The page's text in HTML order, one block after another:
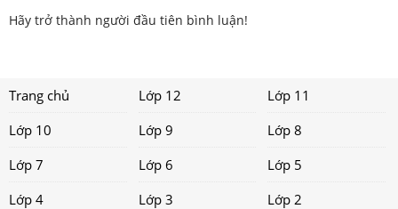
Hãy trở thành người đầu tiên bình luận!
Trang chủ Lớp 12
Lớp 11
Lớp 10
Lớp 9
Lớp 8
Lớp 7
Lớp 6
Lớp 5
Lớp 4
Lớp 3
Lớp 2